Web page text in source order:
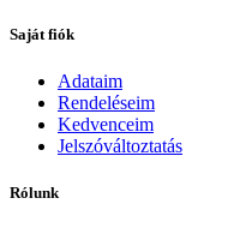
Saját fiók
Adataim
Rendeléseim
Kedvenceim
Jelszóváltoztatás
Rólunk